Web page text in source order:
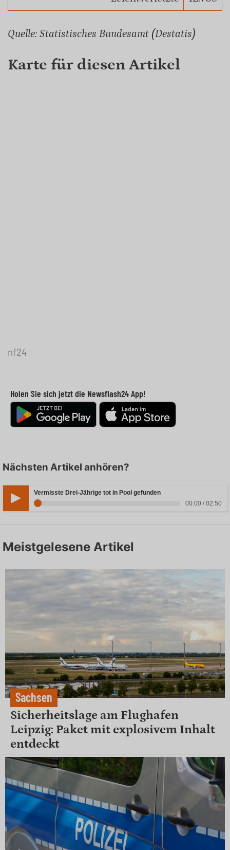
Quelle: Statistisches Bundesamt (Destatis)
Karte für diesen Artikel
nf24
Holen Sie sich jetzt die Newsflash24 App!
Nächsten Artikel anhören?
Vermisste Drei-Jährige tot in Pool gefunden
00:00 / 02:50
Meistgelesene Artikel
Sachsen
Sicherheitslage am Flughafen
Leipzig: Paket mit explosivem Inhalt
entdeckt